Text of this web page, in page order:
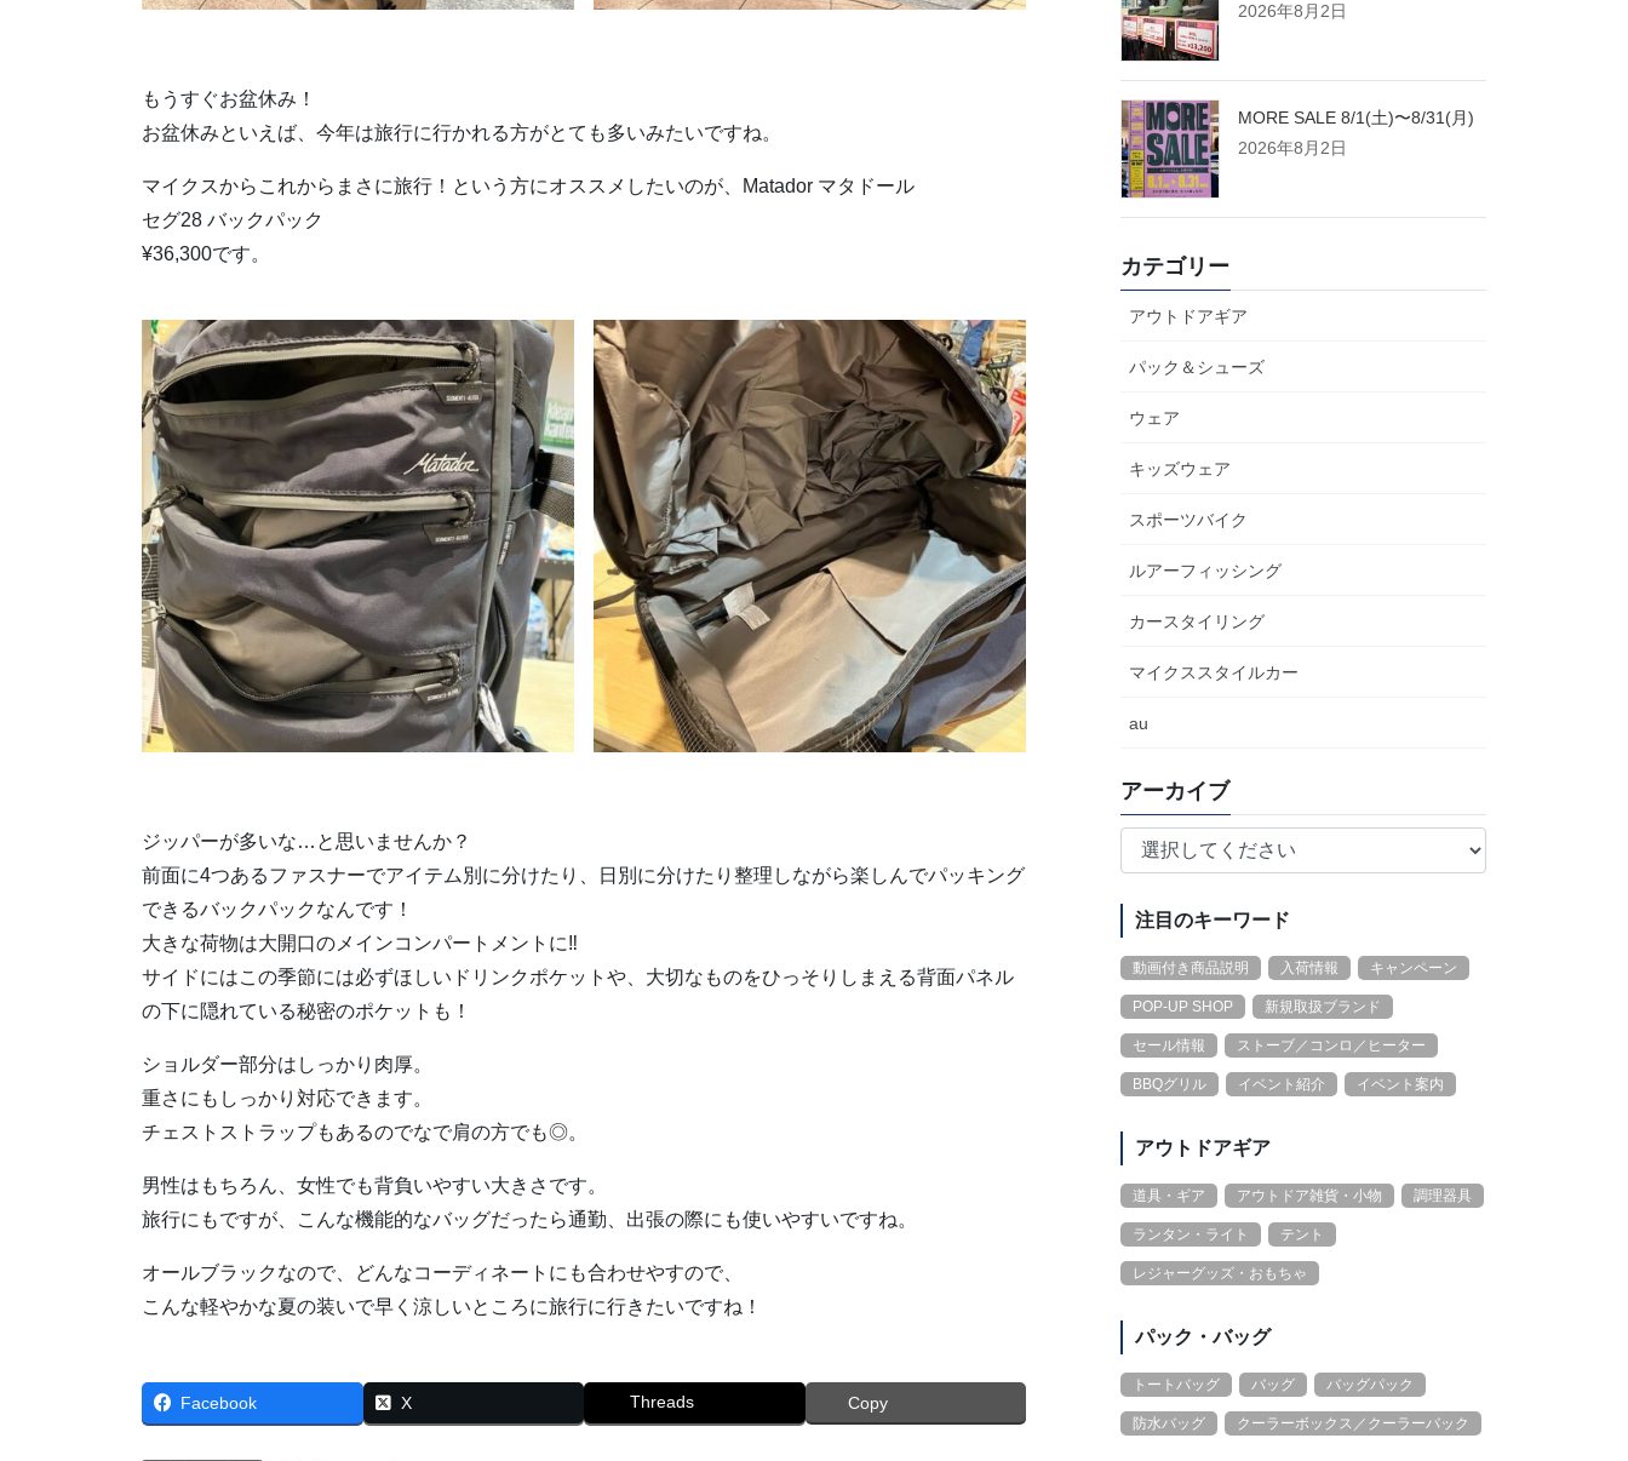
もうすぐお盆休み！
お盆休みといえば、今年は旅行に行かれる方がとても多いみたいですね。
マイクスからこれからまさに旅行！という方にオススメしたいのが、Matador マタドール
セグ28 バックパック
¥36,300です。
ジッパーが多いな…と思いませんか？
前面に4つあるファスナーでアイテム別に分けたり、日別に分けたり整理しながら楽しんでパッキング
できるバックパックなんです！
大きな荷物は大開口のメインコンパートメントに‼
サイドにはこの季節には必ずほしいドリンクポケットや、大切なものをひっそりしまえる背面パネル
の下に隠れている秘密のポケットも！
ショルダー部分はしっかり肉厚。
重さにもしっかり対応できます。
チェストストラップもあるのでなで肩の方でも◎。
男性はもちろん、女性でも背負いやすい大きさです。
旅行にもですが、こんな機能的なバッグだったら通勤、出張の際にも使いやすいですね。
オールブラックなので、どんなコーディネートにも合わせやすので、
こんな軽やかな夏の装いで早く涼しいところに旅行に行きたいですね！
Facebook X Threads Copy
2026年8月2日
MORE SALE 8/1(土)〜8/31(月)
2026年8月2日
カテゴリー
アウトドアギア
パック＆シューズ
ウェア
キッズウェア
スポーツバイク
ルアーフィッシング
カースタイリング
マイクススタイルカー
au
アーカイブ
注目のキーワード
動画付き商品説明 入荷情報 キャンペーン
POP-UP SHOP 新規取扱ブランド
セール情報 ストーブ／コンロ／ヒーター
BBQグリル イベント紹介 イベント案内
アウトドアギア
道具・ギア アウトドア雑貨・小物 調理器具
ランタン・ライト テント
レジャーグッズ・おもちゃ
パック・バッグ
トートバッグ バッグ バッグパック
防水バッグ クーラーボックス／クーラーバック